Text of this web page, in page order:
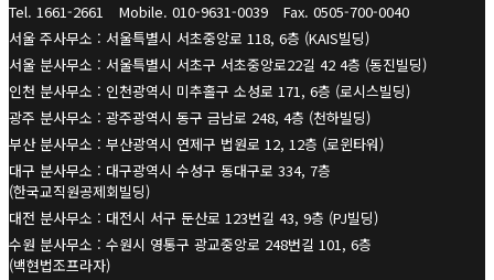
Tel. 1661-2661
Mobile. 010-9631-0039
Fax. 0505-700-0040
서울 주사무소 : 서울특별시 서초중앙로 118, 6층 (KAIS빌딩)
서울 분사무소 : 서울특별시 서초구 서초중앙로22길 42 4층 (동진빌딩)
인천 분사무소 : 인천광역시 미추홀구 소성로 171, 6층 (로시스빌딩)
광주 분사무소 : 광주광역시 동구 금남로 248, 4층 (천하빌딩)
부산 분사무소 : 부산광역시 연제구 법원로 12, 12층 (로윈타워)
대구 분사무소 : 대구광역시 수성구 동대구로 334, 7층
(한국교직원공제회빌딩)
대전 분사무소 : 대전시 서구 둔산로 123번길 43, 9층 (PJ빌딩)
수원 분사무소 : 수원시 영통구 광교중앙로 248번길 101, 6층
(백현법조프라자)